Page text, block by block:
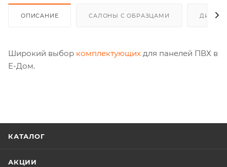
ОПИСАНИЕ САЛОНЫ С ОБРАЗЦАМИ
Широкий выбор комплектующих для панелей ПВХ в
Е-Дом.
КАТАЛОГ
АКЦИИ